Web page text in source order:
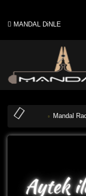
MANDAL DiNLE
Mandal